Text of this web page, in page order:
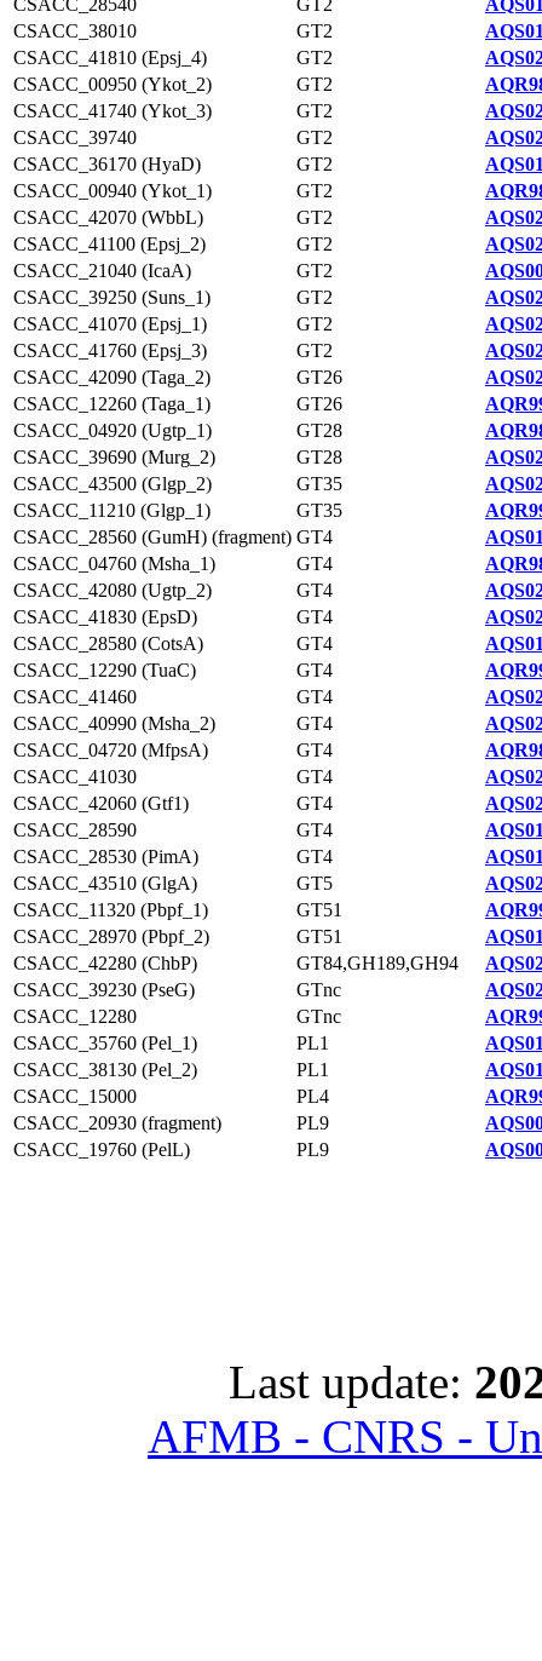
CSACC_28540 GT2
CSACC_38010
GT2
CSACC_41810 (Epsj_4)
GT2
CSACC_00950 (Ykot_2)
GT2
CSACC_41740 (Ykot_3)
GT2
CSACC_39740
GT2
CSACC_36170 (HyaD)
GT2
CSACC_00940 (Ykot_1)
GT2
CSACC_42070 (WbbL)
GT2
CSACC_41100 (Epsj_2)
GT2
CSACC_21040 (IcaA)
GT2
CSACC_39250 (Suns_1)
GT2
CSACC_41070 (Epsj_1)
GT2
CSACC_41760 (Epsj_3)
GT2
CSACC_42090 (Taga_2)
GT26
CSACC_12260 (Taga_1)
GT26
CSACC_04920 (Ugtp_1)
GT28
CSACC_39690 (Murg_2)
GT28
CSACC_43500 (Glgp_2)
GT35
CSACC_11210 (Glgp_1)
GT35
CSACC_28560 (GumH) (fragment) GT4
CSACC_04760 (Msha_1)
GT4
CSACC_42080 (Ugtp_2)
GT4
CSACC_41830 (EpsD)
GT4
CSACC_28580 (CotsA)
GT4
CSACC_12290 (TuaC)
GT4
CSACC_41460
GT4
CSACC_40990 (Msha_2)
GT4
CSACC_04720 (MfpsA)
GT4
CSACC_41030
GT4
CSACC_42060 (Gtf1)
GT4
CSACC_28590
GT4
CSACC_28530 (PimA)
GT4
CSACC_43510 (GlgA)
GT5
CSACC_11320 (Pbpf_1)
GT51
CSACC_28970 (Pbpf_2)
GT51
CSACC_42280 (ChbP)
GT84,GH189,GH94
CSACC_39230 (PseG)
GTnc
CSACC_12280
GTnc
CSACC_35760 (Pel_1)
PL1
CSACC_38130 (Pel_2)
PL1
CSACC_15000
PL4
CSACC_20930 (fragment)
PL9
CSACC_19760 (PelL)
PL9
Last update:
AFMB - CNRS -